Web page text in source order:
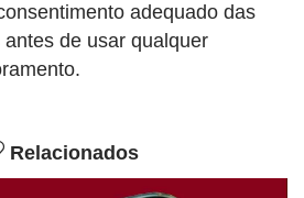
adequado das
de usar qualquer
Relacionados